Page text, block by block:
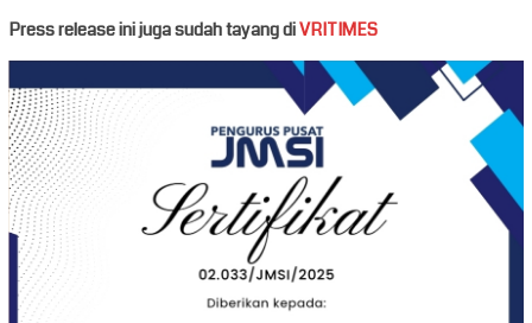
Press release ini juga sudah tayang diVRITIMES